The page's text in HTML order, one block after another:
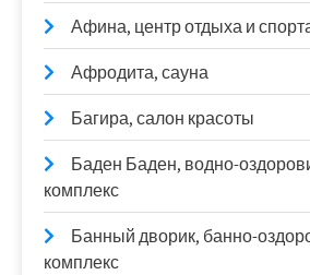
Афина, центр отдыха и
Афродита, сауна
Багира, салон красоты
Баден Баден, водно-
комплекс
Банный дворик, банно-
комплекс